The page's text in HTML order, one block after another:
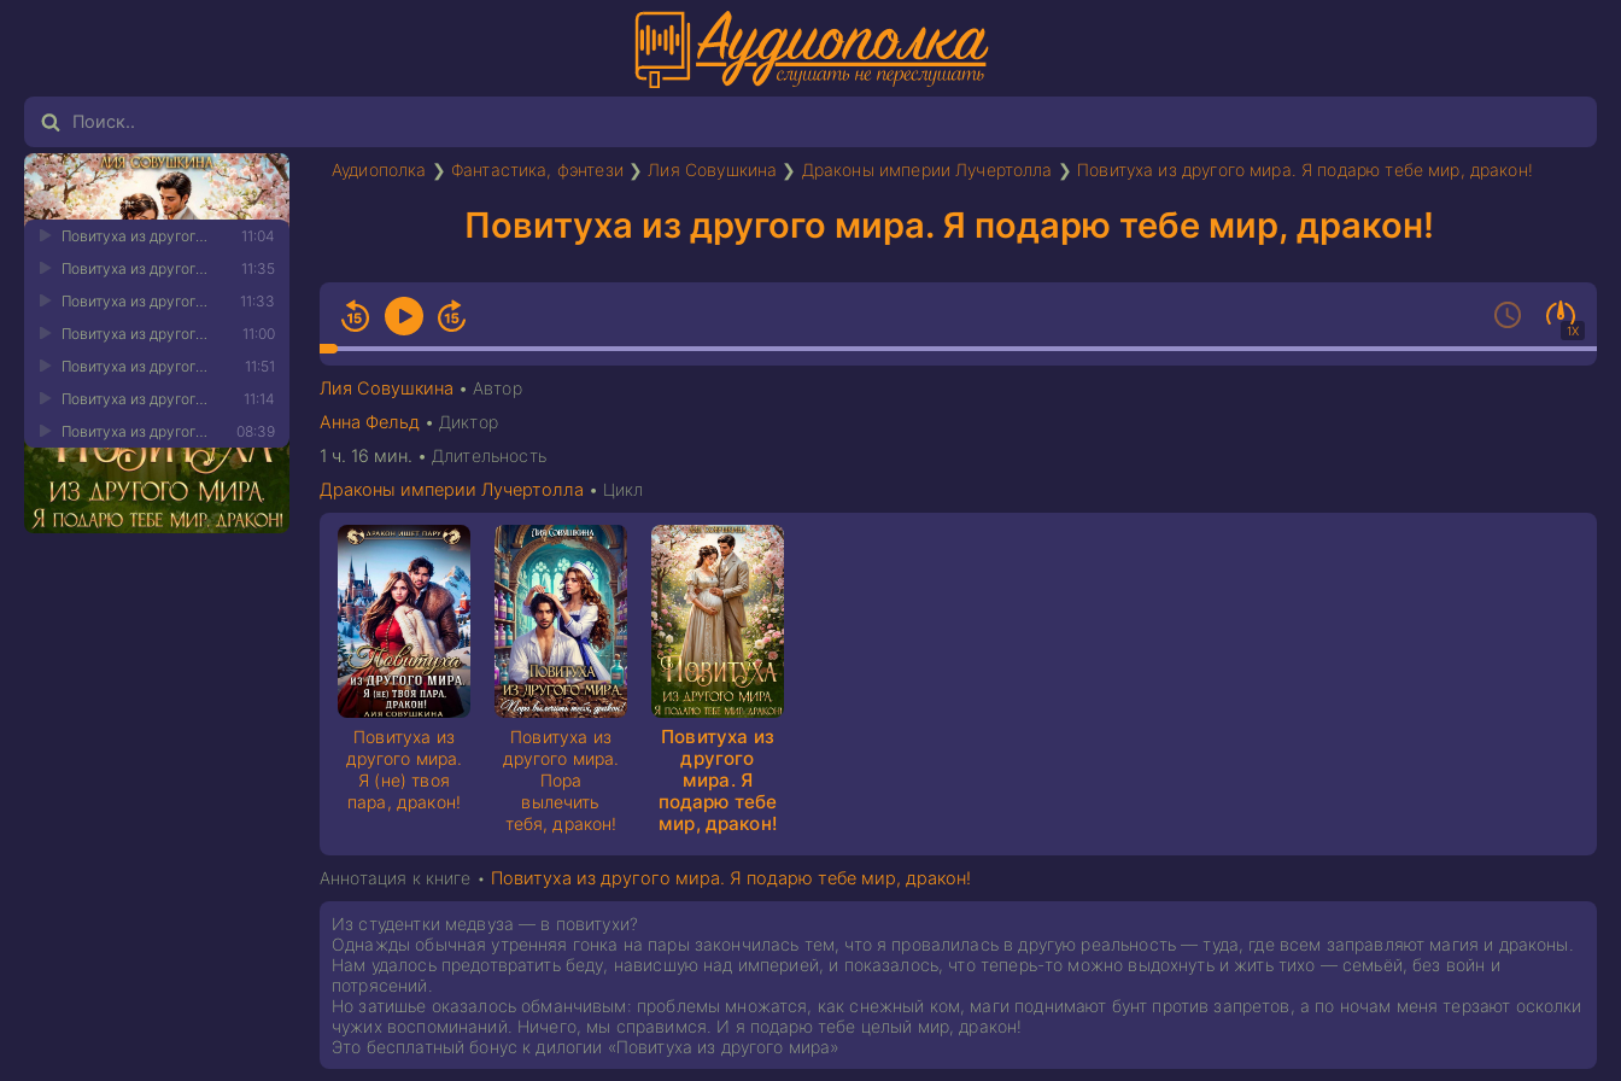
Аудиополка ❯ Фантастика, фэнтези ❯ Лия Совушкина ❯ Драконы империи Лучертолла ❯ Повитуха из другого мира. Я подарю тебе мир, дракон!
Повитуха из другого мира. Я подарю тебе мир, дракон!
1X
Лия Совушкина • Автор
Анна Фельд • Диктор
1 ч. 16 мин. • Длительность
11:04
Повитуха из другого мира. Я подарю тебе мир, дракон! 01
11:35
Повитуха из другого мира. Я подарю тебе мир, дракон! 02
11:33
Повитуха из другого мира. Я подарю тебе мир, дракон! 03
11:00
Повитуха из другого мира. Я подарю тебе мир, дракон! 04
11:51
Повитуха из другого мира. Я подарю тебе мир, дракон! 05
11:14
Повитуха из другого мира. Я подарю тебе мир, дракон! 06
08:39
Повитуха из другого мира. Я подарю тебе мир, дракон! 07
Драконы империи Лучертолла • Цикл
Повитуха из
другого мира.
Я (не) твоя
пара, дракон!
Повитуха из
другого мира.
Пора
вылечить
тебя, дракон!
Повитуха из
другого
мира. Я
подарю тебе
мир, дракон!
Аннотация к книге • Повитуха из другого мира. Я подарю тебе мир, дракон!
Из студентки медвуза — в повитухи?
Однажды обычная утренняя гонка на пары закончилась тем, что я провалилась в другую реальность — туда, где всем заправляют магия и драконы.
Нам удалось предотвратить беду, нависшую над империей, и показалось, что теперь-то можно выдохнуть и жить тихо — семьёй, без войн и
потрясений.
Но затишье оказалось обманчивым: проблемы множатся, как снежный ком, маги поднимают бунт против запретов, а по ночам меня терзают осколки
чужих воспоминаний. Ничего, мы справимся. И я подарю тебе целый мир, дракон!
Это бесплатный бонус к дилогии «Повитуха из другого мира»